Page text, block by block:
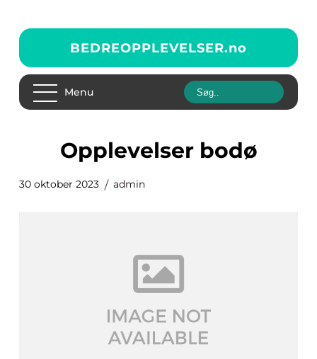
BEDREOPPLEVELSER.no
Menu
opplevelser bodø
30 oktober 2023 admin